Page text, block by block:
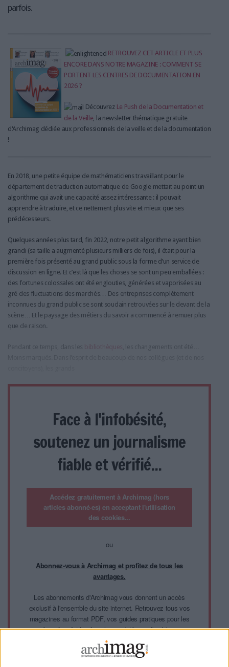
parfois.
RETROUVEZ CET ARTICLE ET PLUS
ENCORE DANS NOTRE MAGAZINE : COMMENT SE
PORTENT LES CENTRES DE DOCUMENTATION EN
2026 ?
Découvrez Le Push de la Documentation et
de la Veille, la newsletter thématique gratuite
d'Archimag dédiée aux professionnels de la veille et de la documentation
!
En 2018, une petite équipe de mathématiciens travaillant pour le
département de traduction automatique de Google mettait au point un
algorithme qui avait une capacité assez intéressante : il pouvait
apprendre à traduire, et ce nettement plus vite et mieux que ses
prédécesseurs.
Quelques années plus tard, fin 2022, notre petit algorithme ayant bien
grandi (sa taille a augmenté plusieurs milliers de fois), il était pour la
première fois présenté au grand public sous la forme d’un service de
discussion en ligne. Et c’est là que les choses se sont un peu emballées :
des fortunes colossales ont été englouties, générées et vaporisées au
gré des fluctuations des marchés… Des entreprises complètement
inconnues du grand public se sont soudain retrouvées sur le devant de la
scène… Et le paysage des métiers du savoir a commencé à remuer plus
que de raison.
Pendant ce temps, dans les bibliothèques
, les changements ont été…
Face à l'infobésité,
soutenez un journalisme
fiable et vérifié...
Accédez gratuitement à Archimag (hors
articles abonné·es) en acceptant l'utilisation
des cookies...
ou
Abonnez-vous à Archimag et profitez de tous les
avantages.
Les abonnements d'Archimag vous donnent un accès
exclusif à l'ensemble du site internet. Retrouvez tous vos
magazines au format PDF, vos guides pratiques pour les
abonné·es Intégral, mais aussi 10 ans d'archives.
Archimag, c'est le magazine qui vous accompagne dans
votre transformation digitale : dématérialisation, droit de